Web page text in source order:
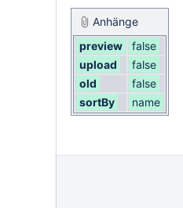
Anhänge
preview
false
upload
false
old
false
sortBy
name